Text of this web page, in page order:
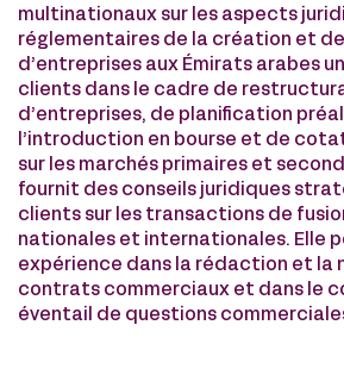
multinationaux sur les aspects
réglementaires de la création et
d’entreprises aux Émirats arabes
clients dans le cadre de
d’entreprises, de planification
l’introduction en bourse et de
sur les marchés primaires et
fournit des conseils juridiques
clients sur les transactions de
nationales et internationales. Elle
expérience dans la rédaction et la
contrats commerciaux et dans le
éventail de questions